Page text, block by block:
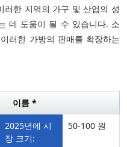
한 지역의 가구 및 산업의 성
데 도움이 될 수 있습니다. 소
러한 가방의 판매를 확장하는
이름 *
2025년에 시
장 크기:
50-100 원